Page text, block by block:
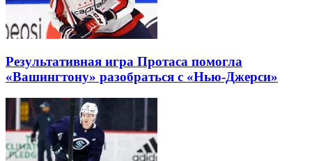
Результативная игра Протаса помогла
«Вашингтону» разобраться с «Нью-Джерси»